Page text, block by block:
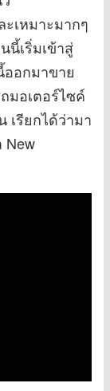
เหมาะมากๆ
นี้เริ่มเข้าสู่
ออกมาขาย
มอเตอร์ไซค์
เรียกได้ว่ามา
New